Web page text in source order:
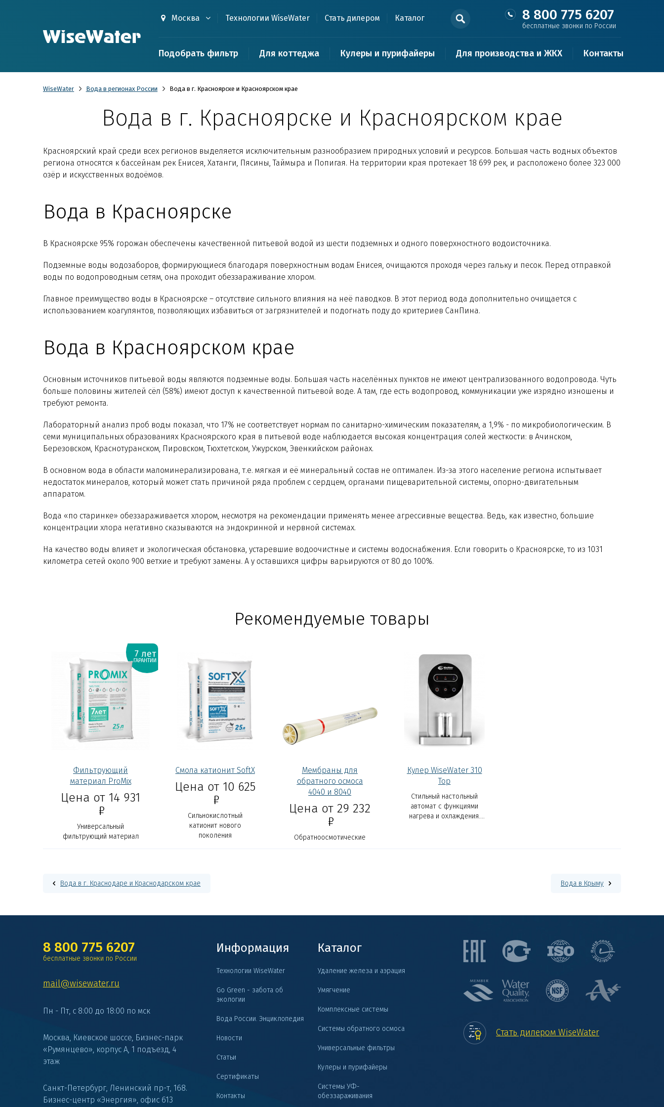
Москва Технологии WiseWater Стать дилером Каталог 8 800 775 6207
бесплатные звонки по России
Подобрать фильтр Для коттеджа Кулеры и пурифайеры Для производства и ЖКХ Контакты
WiseWater Вода в регионах России Вода в г. Красноярске и Красноярском крае
Вода в г. Красноярске и Красноярском крае
Красноярский край среди всех регионов выделяется исключительным разнообразием природных условий и ресурсов. Большая часть водных объектов
региона относятся к бассейнам рек Енисея, Хатанги, Пясины, Таймыра и Попигая. На территории края протекает 18 699 рек, и расположено более 323 000
озёр и искусственных водоёмов.
Вода в Красноярске
В Красноярске 95% горожан обеспечены качественной питьевой водой из шести подземных и одного поверхностного водоисточника.
Подземные воды водозаборов, формирующиеся благодаря поверхностным водам Енисея, очищаются проходя через гальку и песок. Перед отправкой
воды по водопроводным сетям, она проходит обеззараживание хлором.
Главное преимущество воды в Красноярске – отсутствие сильного влияния на неё паводков. В этот период вода дополнительно очищается с
использованием коагулянтов, позволяющих избавиться от загрязнителей и подогнать поду до критериев СанПина.
Вода в Красноярском крае
Основным источников питьевой воды являются подземные воды. Большая часть населённых пунктов не имеют централизованного водопровода. Чуть
больше половины жителей сёл (58%) имеют доступ к качественной питьевой воде. А там, где есть водопровод, коммуникации уже изрядно изношены и
требуют ремонта.
Лабораторный анализ проб воды показал, что 17% не соответствует нормам по санитарно-химическим показателям, а 1,9% - по микробиологическим. В
семи муниципальных образованиях Красноярского края в питьевой воде наблюдается высокая концентрация солей жесткости: в Ачинском,
Березовском, Краснотуранском, Пировском, Тюхтетском, Ужурском, Эвенкийском районах.
В основном вода в области маломинерализирована, т.е. мягкая и её минеральный состав не оптимален. Из-за этого население региона испытывает
недостаток минералов, который может стать причиной ряда проблем с сердцем, органами пищеварительной системы, опорно-двигательным
аппаратом.
Вода «по старинке» обеззараживается хлором, несмотря на рекомендации применять менее агрессивные вещества. Ведь, как известно, большие
концентрации хлора негативно сказываются на эндокринной и нервной системах.
На качество воды влияет и экологическая обстановка, устаревшие водоочистные и системы водоснабжения. Если говорить о Красноярске, то из 1031
километра сетей около 900 ветхие и требуют замены. А у оставшихся цифры варьируются от 80 до 100%.
Рекомендуемые товары
7 лет
ГАРАНТИИ
Фильтрующий
материал ProMix
Цена от 14 931
Р
Универсальный
фильтрующий материал
Смола катионит SoftX
Цена от 10 625
Р
Сильнокислотный
катионит нового
поколения
Мембраны для
обратного осмоса
4040 и 8040
Цена от 29 232
Р
Обратноосмотические
Кулер WiseWater 310
Top
Стильный настольный
автомат с функциями
нагрева и охлаждения.
Вода в г. Краснодаре и Краснодарском крае Вода в Крыму
8 800 775 6207
бесплатные звонки по России
mail@wisewater.ru
Пн - Пт, с 8:00 до 18:00 по мск
Москва, Киевское шоссе, Бизнес-парк
«Румянцево», корпус А, 1 подъезд, 4
этаж
Санкт-Петербург, Ленинский пр-т, 168.
Бизнес-центр «Энергия», офис 613
Информация
Технологии WiseWater
Go Green - забота об
экологии
Вода России. Энциклопедия
Новости
Статьи
Сертификаты
Контакты
Каталог
Удаление железа и аэрация
Умягчение
Комплексные системы
Системы обратного осмоса
Универсальные фильтры
Кулеры и пурифайеры
Системы УФ-
обеззараживания
Стать дилером WiseWater